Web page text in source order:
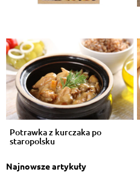
Potrawka z kurczaka po
staropolsku
Najnowsze artykuły